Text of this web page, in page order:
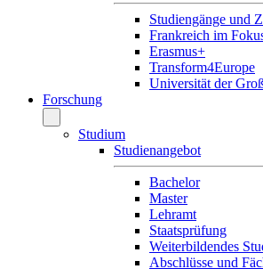
Studiengänge und
Frankreich im
Erasmus+
Transform4Europe
Universität der
Forschung
Studium
Studienangebot
Bachelor
Master
Lehramt
Staatsprüfung
Weiterbildendes
Abschlüsse und